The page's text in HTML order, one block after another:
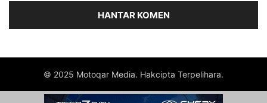
© 2025 Motoqar Media. Hakcipta Terpelihara.